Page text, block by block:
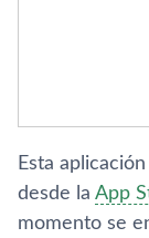
Esta
desde la App
momento se